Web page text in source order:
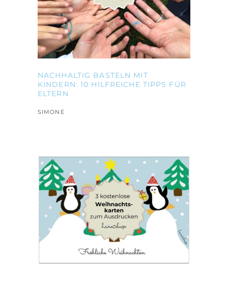
NACHHALTIG BASTELN MIT
KINDERN: 10 HILFREICHE TIPPS FÜR
ELTERN
SIMONE